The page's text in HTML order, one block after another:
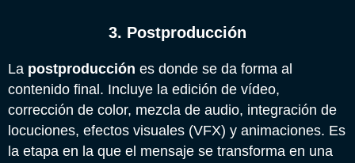
3. Postproducción
La postproducción es donde se da forma al
contenido final. Incluye la edición de vídeo,
corrección de color, mezcla de audio, integración de
locuciones, efectos visuales (VFX) y animaciones. Es
la etapa en la que el mensaje se transforma en una